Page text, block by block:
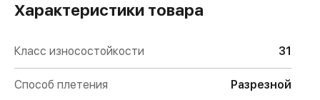
Характеристики товара
Класс износостойкости 31
Способ плетения Разрезной